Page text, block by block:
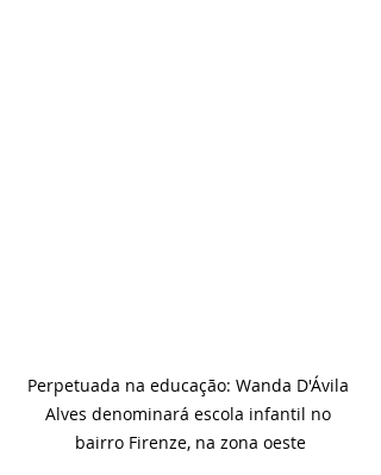
Perpetuada na educação: Wanda D'Ávila
Alves denominará escola infantil no
bairro Firenze, na zona oeste